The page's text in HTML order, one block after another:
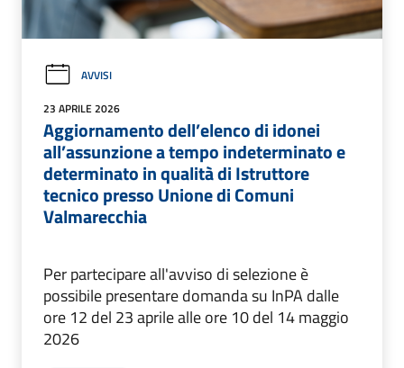
AVVISI
23 APRILE 2026
Aggiornamento dell’elenco di idonei
all’assunzione a tempo indeterminato e
determinato in qualità di Istruttore
tecnico presso Unione di Comuni
Valmarecchia
Per partecipare all'avviso di selezione è
possibile presentare domanda su InPA dalle
ore 12 del 23 aprile alle ore 10 del 14 maggio
2026